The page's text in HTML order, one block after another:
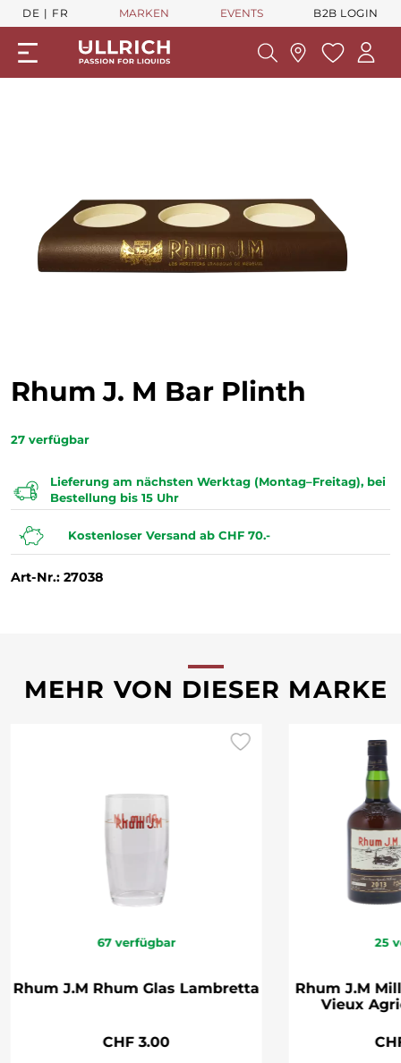
DE FR MARKEN EVENTS B2B LOGIN
Rhum J. M Bar Plinth
27 verfügbar
Lieferung am nächsten Werktag (Montag–Freitag), bei
Bestellung bis 15 Uhr
Kostenloser Versand ab CHF 70.-
Art-Nr.: 27038
MEHR VON DIESER MARKE
67 verfügbar
Rhum J.M Rhum Glas Lambretta
CHF 3.00
25
Rhum J.M
Vieux